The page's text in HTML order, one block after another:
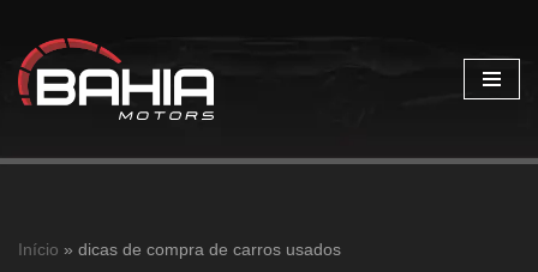
Pular
para
Início » dicas de compra de carros usados